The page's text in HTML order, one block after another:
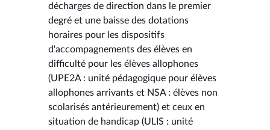
décharges de direction dans le premier
degré et une baisse des dotations
horaires pour les dispositifs
d'accompagnements des élèves en
difficulté pour les élèves allophones
(UPE2A : unité pédagogique pour élèves
allophones arrivants et NSA : élèves non
scolarisés antérieurement) et ceux en
situation de handicap (ULIS : unité